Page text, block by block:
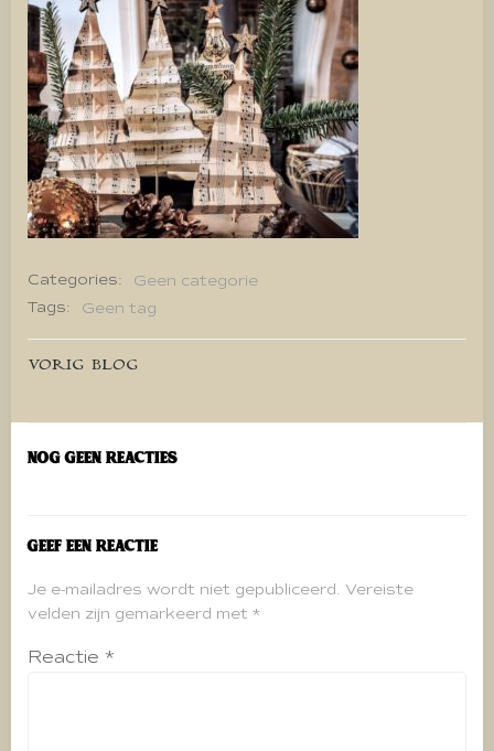
Categories:
Geen categorie
Tags:
Geen tag
Bericht
navigatie
VORIG BLOG
Nog geen reacties
Geef een reactie
Je e-mailadres wordt niet gepubliceerd. Vereiste
velden zijn gemarkeerd met *
Reactie *